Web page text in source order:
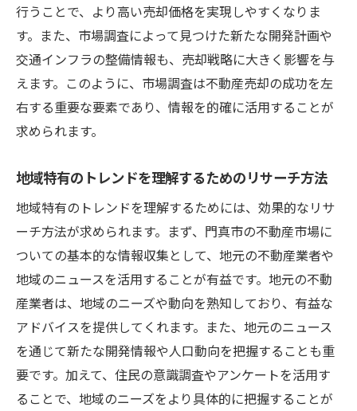
行うことで、より高い売却価格を実現しやすくなりま
す。また、市場調査によって見つけた新たな開発計画や
交通インフラの整備情報も、売却戦略に大きく影響を与
えます。このように、市場調査は不動産売却の成功を左
右する重要な要素であり、情報を的確に活用することが
求められます。
地域特有のトレンドを理解するためのリサーチ方法
地域特有のトレンドを理解するためには、効果的なリサ
ーチ方法が求められます。まず、門真市の不動産市場に
ついての基本的な情報収集として、地元の不動産業者や
地域のニュースを活用することが有益です。地元の不動
産業者は、地域のニーズや動向を熟知しており、有益な
アドバイスを提供してくれます。また、地元のニュース
を通じて新たな開発情報や人口動向を把握することも重
要です。加えて、住民の意識調査やアンケートを活用す
ることで、地域のニーズをより具体的に把握することが